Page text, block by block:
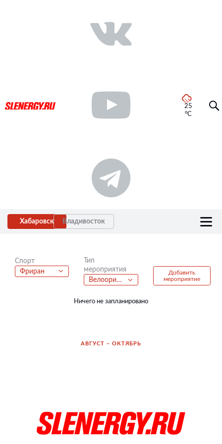
25
°C
Хабаровск Владивосток
Спорт
Фриран
Тип
мероприятия
Велоориентирование
Добавить
мероприятие
Ничего не запланировано
АВГУСТ – ОКТЯБРЬ